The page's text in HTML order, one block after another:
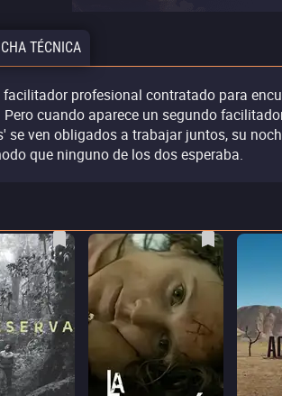
TÉCNICA
facilitador profesional contratado para
cuando aparece un segundo
se ven obligados a trabajar juntos, su
que ninguno de los dos esperaba.